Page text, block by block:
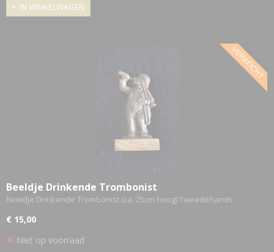
IN WINKELWAGEN
VERKOCHT
Beeldje Drinkende Trombonist
Beeldje Drinkende Trombonist (ca. 25cm hoog) Tweedehands
€ 15,00
✘ Niet op voorraad